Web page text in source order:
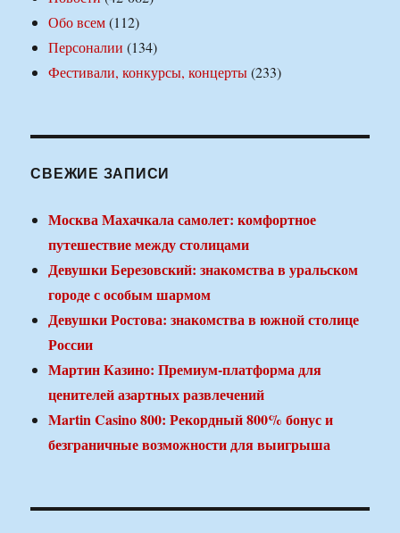
Обо всем(112)
Персоналии (134)
Фестивали, конкурсы, концерты(233)
СВЕЖИЕ ЗАПИСИ
Москва Махачкала самолет: комфортное
путешествие между столицами
Девушки Березовский: знакомства в уральском
городе с особым шармом
Девушки Ростова: знакомства в южной столице
России
Мартин Казино: Премиум-платформа для
ценителей азартных развлечений
Martin Casino 800: Рекордный 800% бонус и
безграничные возможности для выигрыша